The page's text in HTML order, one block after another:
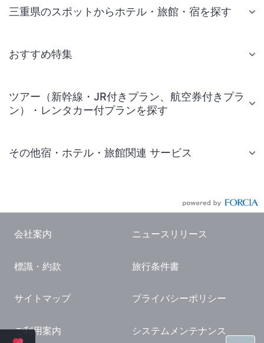
三重県のスポットからホテル・旅館・宿を探す
おすすめ特集
ツアー（新幹線・JR付きプラン、航空券付きプラ
ン）・レンタカー付プランを探す
その他宿・ホテル・旅館関連 サービス
国内観光ガイド
旅行・観光情報
会社案内 ニュースリリース
標識・約款 旅行条件書
サイトマップ プライバシーポリシー
ご利用案内 システムメンテナンス